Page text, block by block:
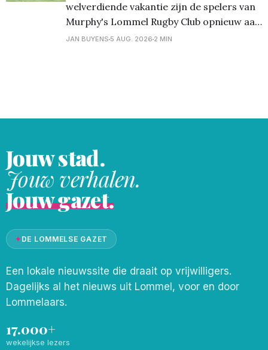
wederzijdse vertrouwen
welverdiende vakantie zijn de spelers van
Murphy's Lommel Rugby Club opnieuw aan
de slag. Met de start van het nieuwe
JAN BUYENS 5 AUG. 2026 2 MIN
Jouw stad.
Jouw verhalen.
Jouw gazet.
✦DE LOMMELSE GAZET
Een lokale nieuwssite die draait op vrijwilligers.
Dagelijks al het nieuws uit Lommel, voor en door
Lommelaars.
17.000+
wekelijkse lezers